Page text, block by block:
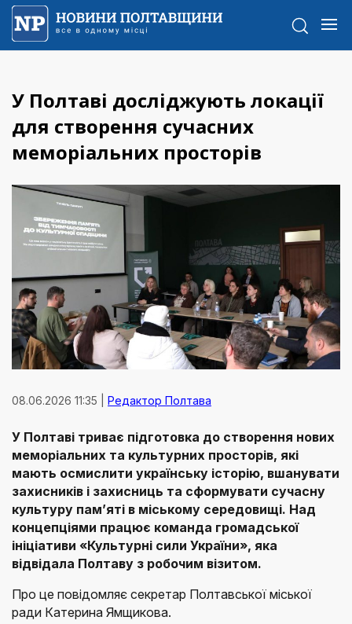
У Полтаві досліджують локації
для створення сучасних
меморіальних просторів
08.06.2026 11:35 | Редактор Полтава
У Полтаві триває підготовка до створення нових
меморіальних та культурних просторів, які
мають осмислити українську історію, вшанувати
захисників і захисниць та сформувати сучасну
культуру пам’яті в міському середовищі. Над
концепціями працює команда громадської
ініціативи «Культурні сили України», яка
відвідала Полтаву з робочим візитом.
Про це повідомляє секретар Полтавської міської
ради Катерина Ямщикова.